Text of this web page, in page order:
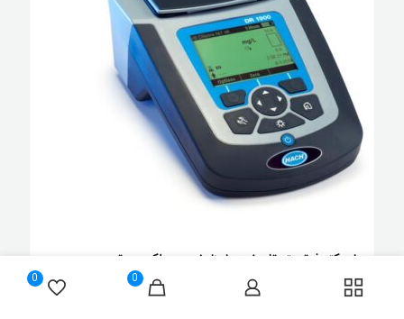
اسپکتروفوتومتر: تاریخچه، اجزا، نحوه عملکرد و برترین
تولیدکنندگان
0
0